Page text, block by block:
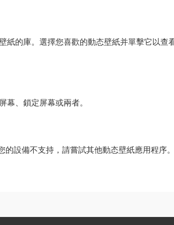
紙的庫。選擇您喜歡的動态壁紙并單擊它以查
、鎖定屏幕或兩者。
設備不支持，請嘗試其他動态壁紙應用程序